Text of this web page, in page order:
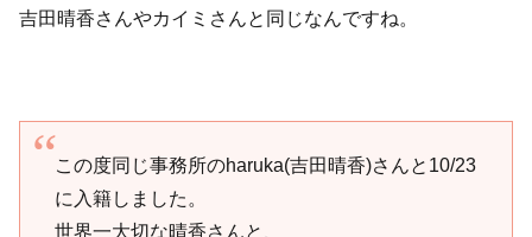
吉田晴香さんやカイミさんと同じなんですね。
この度同じ事務所のharuka(吉田晴香)さんと10/23
に入籍しました。
世界一大切な晴香さんと、